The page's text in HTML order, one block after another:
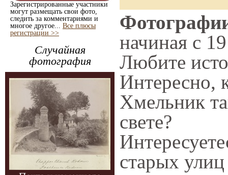
Зарегистрированные участники
могут размещать свои фото,
следить за комментариями и
многое другое... Все плюсы
регистрации >>
Случайная
фотография
начиная с
Любите
Интересно,
Хмельник
свете?
старых